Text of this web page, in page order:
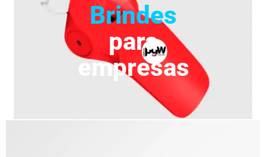
Brindes
para
empresas